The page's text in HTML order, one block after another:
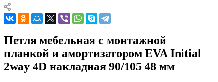
Петля мебельная с монтажной
планкой и амортизатором EVA Initial
2way 4D накладная 90/105 48 мм